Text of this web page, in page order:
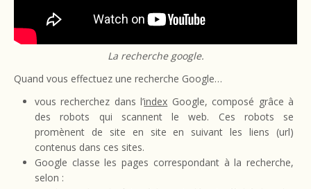
La recherche google.
Quand vous effectuez une recherche Google…
vous recherchez dans l’index Google, composé grâce à
des robots qui scannent le web. Ces robots se
promènent de site en site en suivant les liens (url)
contenus dans ces sites.
Google classe les pages correspondant à la recherche,
selon :